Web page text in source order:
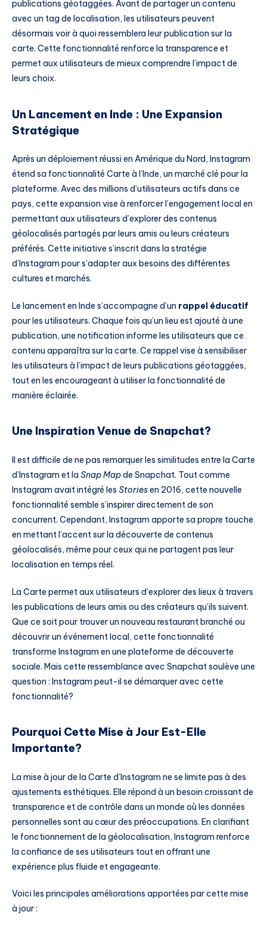
publications géotaggées. Avant de partager un contenu
avec un tag de localisation, les utilisateurs peuvent
désormais voir à quoi ressemblera leur publication sur la
carte. Cette fonctionnalité renforce la transparence et
permet aux utilisateurs de mieux comprendre l’impact de
leurs choix.
Un Lancement en Inde : Une Expansion
Stratégique
Après un déploiement réussi en Amérique du Nord, Instagram
étend sa fonctionnalité Carte à l’Inde, un marché clé pour la
plateforme. Avec des millions d’utilisateurs actifs dans ce
pays, cette expansion vise à renforcer l’engagement local en
permettant aux utilisateurs d’explorer des contenus
géolocalisés partagés par leurs amis ou leurs créateurs
préférés. Cette initiative s’inscrit dans la stratégie
d’Instagram pour s’adapter aux besoins des différentes
cultures et marchés.
Le lancement en Inde s’accompagne d’un rappel éducatif
pour les utilisateurs. Chaque fois qu’un lieu est ajouté à une
publication, une notification informe les utilisateurs que ce
contenu apparaîtra sur la carte. Ce rappel vise à sensibiliser
les utilisateurs à l’impact de leurs publications géotaggées,
tout en les encourageant à utiliser la fonctionnalité de
manière éclairée.
Une Inspiration Venue de Snapchat?
Il est difficile de ne pas remarquer les similitudes entre la Carte
d’Instagram et la Snap Mapde Snapchat. Tout comme
Instagram avait intégré les Storiesen 2016, cette nouvelle
fonctionnalité semble s’inspirer directement de son
concurrent. Cependant, Instagram apporte sa propre touche
en mettant l’accent sur la découverte de contenus
géolocalisés, même pour ceux qui ne partagent pas leur
localisation en temps réel.
La Carte permet aux utilisateurs d’explorer des lieux à travers
les publications de leurs amis ou des créateurs qu’ils suivent.
Que ce soit pour trouver un nouveau restaurant branché ou
découvrir un événement local, cette fonctionnalité
transforme Instagram en une plateforme de découverte
sociale. Mais cette ressemblance avec Snapchat soulève une
question : Instagram peut-il se démarquer avec cette
fonctionnalité?
Pourquoi Cette Mise à Jour Est-Elle
Importante?
La mise à jour de la Carte d’Instagram ne se limite pas à des
ajustements esthétiques. Elle répond à un besoin croissant de
transparence et de contrôle dans un monde où les données
personnelles sont au cœur des préoccupations. En clarifiant
le fonctionnement de la géolocalisation, Instagram renforce
la confiance de ses utilisateurs tout en offrant une
expérience plus fluide et engageante.
Voici les principales améliorations apportées par cette mise
à jour :